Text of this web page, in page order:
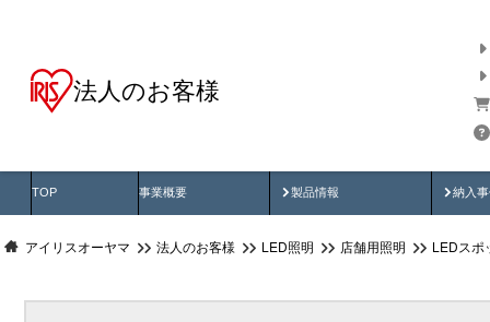
法人のお客様
TOP 事業概要 製品情報
製品動画 納入
納
アイリスオーヤマ 法人のお客様 LED照明 店舗用照明 LEDスポ